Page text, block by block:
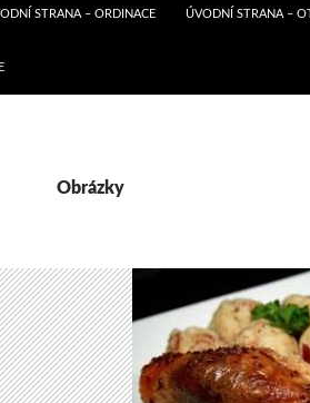
STRANA – ORDINACE ÚVODNÍ STRANA –
Obrázky